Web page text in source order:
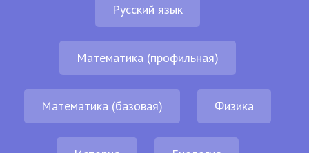
Русский язык
Математика (профильная)
Математика (базовая) Физика